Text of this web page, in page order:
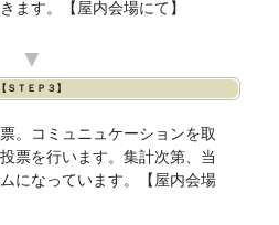
ます。【屋内会場にて】
▼
【ＳＴＥＰ３】
。コミュニュケーションを取
票を行います。集計次第、当
になっています。【屋内会場